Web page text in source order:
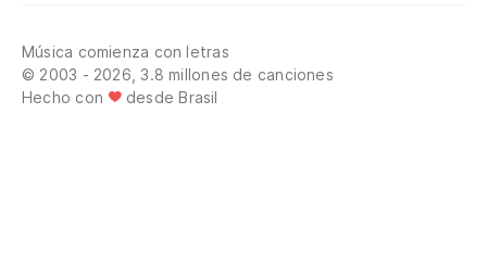
Música comienza con letras
© 2003 - 2026, 3.8 millones de canciones
Hecho con
desde Brasil